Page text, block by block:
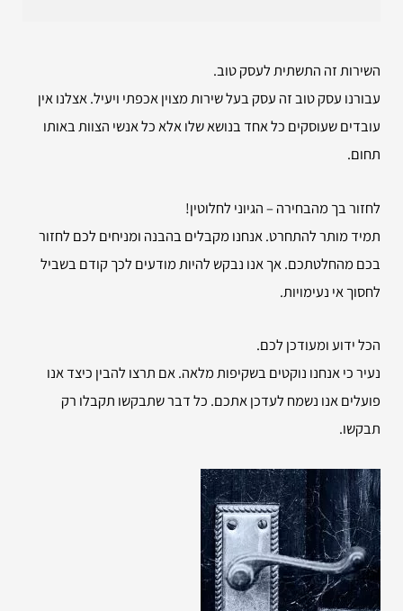
השירות זה התשתית לעסק טוב.
עבורנו עסק טוב זה עסק בעל שירות מצוין אכפתי ויעיל. אצלנו אין
עובדים שעוסקים כל אחד בנושא שלו אלא כל אנשי הצוות באותו
תחום.
לחזור בך מהבחירה – הגיוני לחלוטין!
תמיד מותר להתחרט. אנחנו מקבלים בהבנה ומניחים לכם לחזור
בכם מהחלטתכם. אך אנו נבקש להיות מודעים לכך קודם בשביל
לחסוך אי נעימויות.
הכל ידוע ומעודכן לכם.
נעיר כי אנחנו נוקטים בשקיפות מלאה. אם תרצו להבין כיצד אנו
פועלים אנו נשמח לעדכן אתכם. כל דבר שתבקשו תקבלו רק
תבקשו.